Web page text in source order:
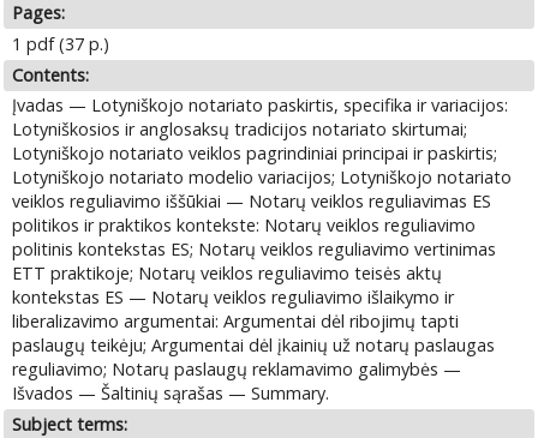
Pages:
1 pdf (37 p.)
Contents:
Įvadas — Lotyniškojo notariato paskirtis, specifika ir variacijos:
Lotyniškosios ir anglosaksų tradicijos notariato skirtumai;
Lotyniškojo notariato veiklos pagrindiniai principai ir paskirtis;
Lotyniškojo notariato modelio variacijos; Lotyniškojo notariato
veiklos reguliavimo iššūkiai — Notarų veiklos reguliavimas ES
politikos ir praktikos kontekste: Notarų veiklos reguliavimo
politinis kontekstas ES; Notarų veiklos reguliavimo vertinimas
ETT praktikoje; Notarų veiklos reguliavimo teisės aktų
kontekstas ES — Notarų veiklos reguliavimo išlaikymo ir
liberalizavimo argumentai: Argumentai dėl ribojimų tapti
paslaugų teikėju; Argumentai dėl įkainių už notarų paslaugas
reguliavimo; Notarų paslaugų reklamavimo galimybės —
Išvados — Šaltinių sąrašas — Summary.
Subject terms: